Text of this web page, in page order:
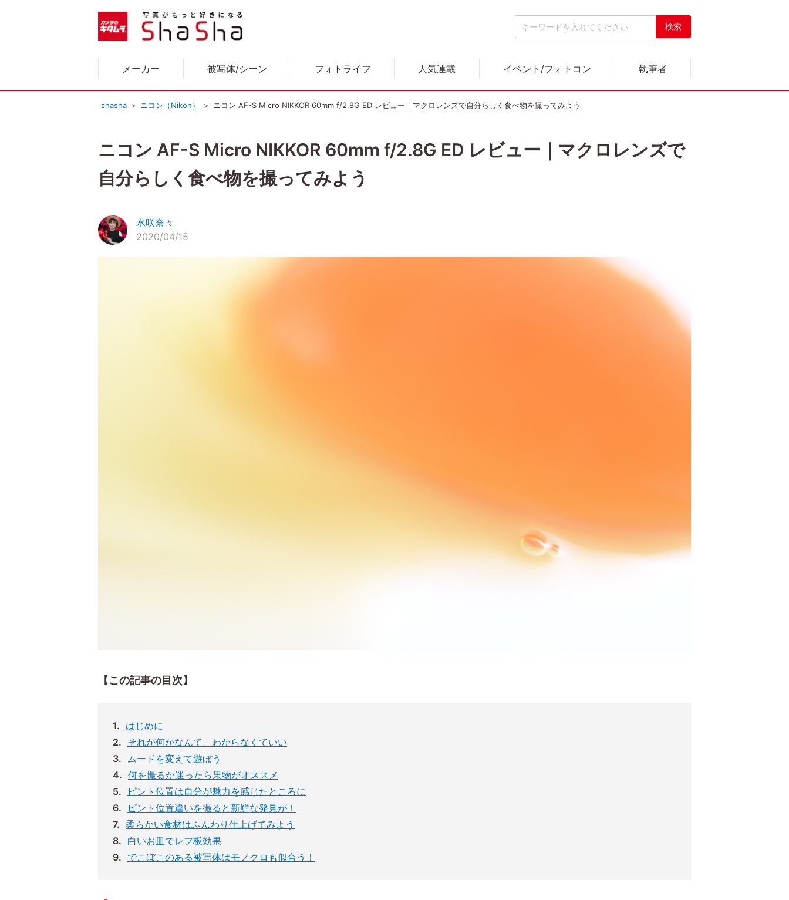
メーカー 被写体/シーン フォトライフ 人気連載 イベント/フォトコン 執筆者
shasha ニコン（Nikon） ニコン AF-S Micro NIKKOR 60mm f/2.8G ED レビュー｜マクロレンズで自分らしく食べ物を撮ってみよう
ニコン AF-S Micro NIKKOR 60mm f/2.8G ED レビュー｜マクロレンズで
自分らしく食べ物を撮ってみよう
水咲奈々
2020/04/15
【この記事の目次】
はじめに
それが何かなんて、わからなくていい
ムードを変えて遊ぼう
何を撮るか迷ったら果物がオススメ
ピント位置は自分が魅力を感じたところに
ピント位置違いを撮ると新鮮な発見が！
柔らかい食材はふんわり仕上げてみよう
白いお皿でレフ板効果
でこぼこのある被写体はモノクロも似合う！